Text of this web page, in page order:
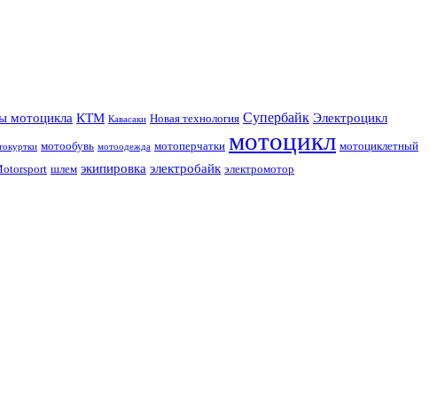
мотоцикла КТМ Кавасаки Новая технология Супербайк Электроцикл
мотообувь мотоодежда мотоперчатки мотоцикл мотоциклетный
шлем экипировка электробайк электромотор